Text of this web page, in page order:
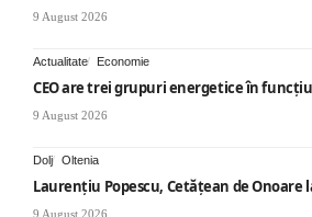
9 August 2026
Actualitate Economie
CEO are trei grupuri energetice în
9 August 2026
Dolj Oltenia
Laurențiu Popescu, Cetățean de Onoare
9 August 2026